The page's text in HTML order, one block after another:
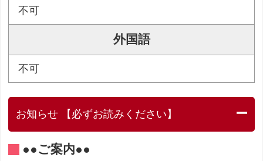
不可
外国語
不可
お知らせ 【必ずお読みください】
●●ご案内●●